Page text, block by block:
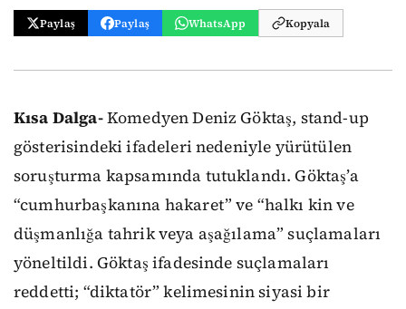
Paylaş Paylaş WhatsApp Kopyala
Kısa Dalga-Komedyen Deniz Göktaş, stand-up
gösterisindeki ifadeleri nedeniyle yürütülen
soruşturma kapsamında tutuklandı. Göktaş’a
“cumhurbaşkanına hakaret” ve “halkı kin ve
düşmanlığa tahrik veya aşağılama” suçlamaları
yöneltildi. Göktaş ifadesinde suçlamaları
reddetti; “diktatör” kelimesinin siyasi bir